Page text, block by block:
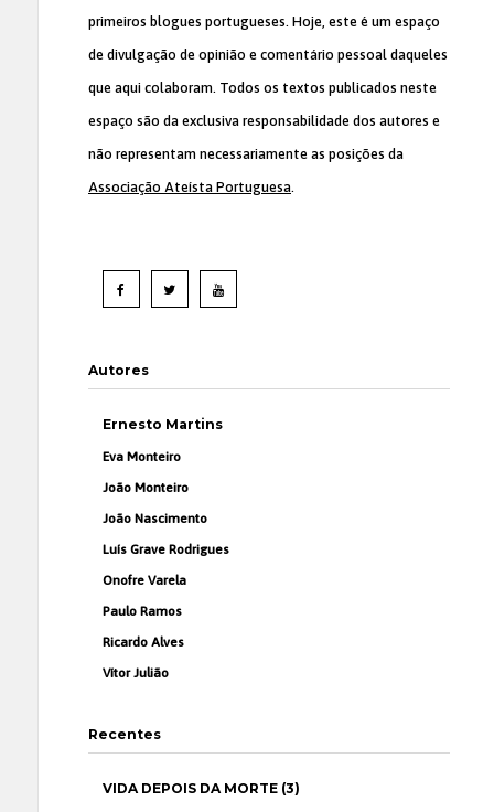
primeiros blogues portugueses. Hoje, este é um espaço
de divulgação de opinião e comentário pessoal daqueles
que aqui colaboram. Todos os textos publicados neste
espaço são da exclusiva responsabilidade dos autores e
não representam necessariamente as posições da
Associação Ateísta Portuguesa.
Autores
Ernesto Martins
Eva Monteiro
João Monteiro
João Nascimento
Luís Grave Rodrigues
Onofre Varela
Paulo Ramos
Ricardo Alves
Vítor Julião
Recentes
VIDA DEPOIS DA MORTE (3)